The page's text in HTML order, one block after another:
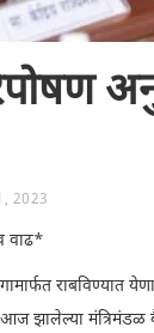
2023
वाढ*
राबविण्यात
झालेल्या